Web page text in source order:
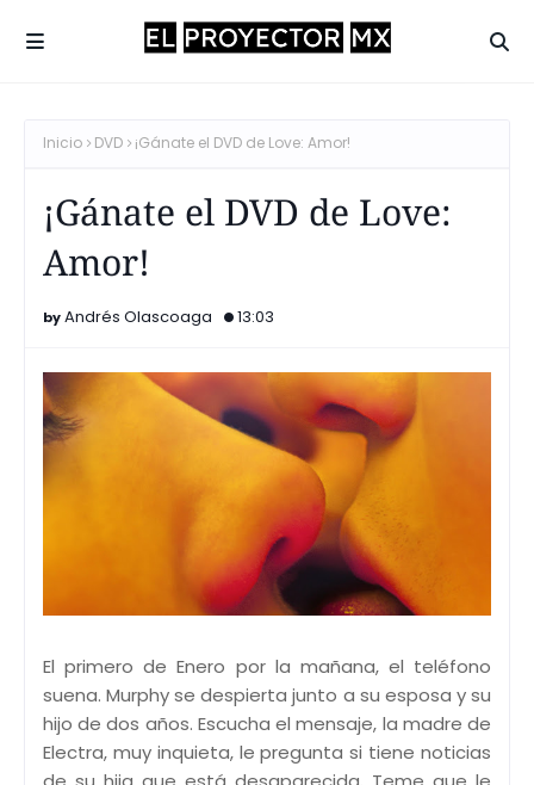
Inicio DVD ¡Gánate el DVD de Love: Amor!
¡Gánate el DVD de Love:
Amor!
Andrés Olascoaga 13:03
El primero de Enero por la mañana, el teléfono
suena. Murphy se despierta junto a su esposa y su
hijo de dos años. Escucha el mensaje, la madre de
Electra, muy inquieta, le pregunta si tiene noticias